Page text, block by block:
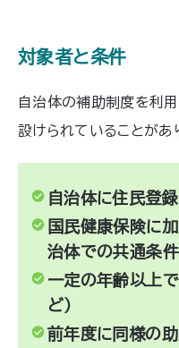
対象者と条件
自治体の補助制度を利
設けられていることがあ
自治体に住民登
国民健康保険に加
治体での共通条件
一定の年齢以上
ど）
前年度に同様の